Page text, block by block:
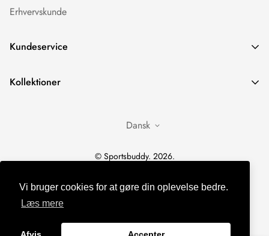
Vi bruger cookies for at gøre din oplevelse bedre.
Læs mere
Erhvervskunde
Kundeservice
FAQ
Kollektioner
Recovery
Dansk
© Sportsbuddy. 2026.